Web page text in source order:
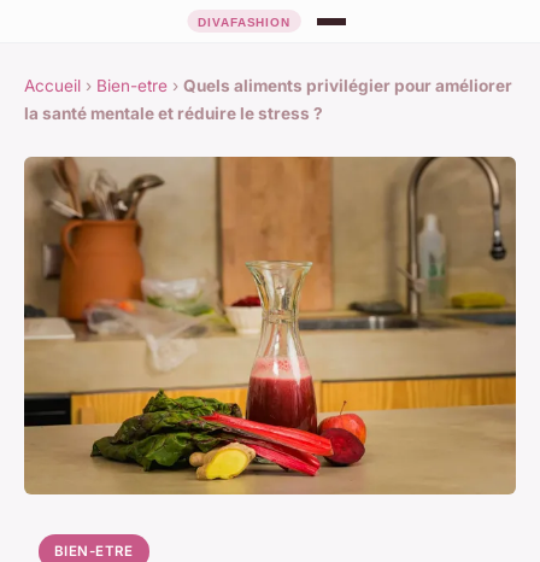
Accueil › Bien-etre › Quels aliments privilégier pour améliorer
la santé mentale et réduire le stress ?
BIEN-ETRE